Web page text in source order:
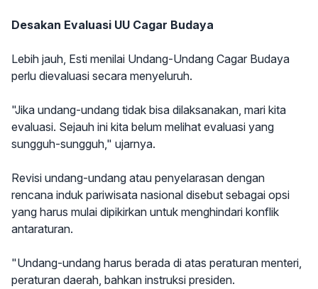
Desakan Evaluasi UU Cagar Budaya
Lebih jauh, Esti menilai Undang-Undang Cagar Budaya
perlu dievaluasi secara menyeluruh.
"Jika undang-undang tidak bisa dilaksanakan, mari kita
evaluasi. Sejauh ini kita belum melihat evaluasi yang
sungguh-sungguh," ujarnya.
Revisi undang-undang atau penyelarasan dengan
rencana induk pariwisata nasional disebut sebagai opsi
yang harus mulai dipikirkan untuk menghindari konflik
antaraturan.
"Undang-undang harus berada di atas peraturan menteri,
peraturan daerah, bahkan instruksi presiden.